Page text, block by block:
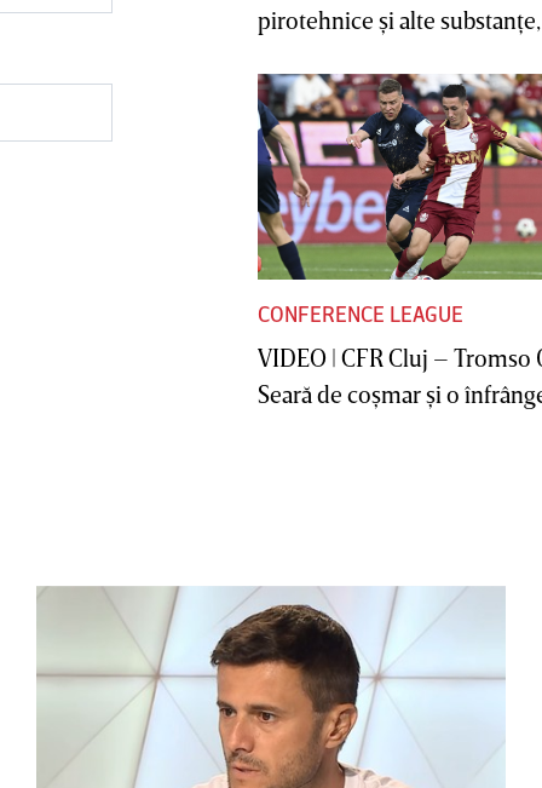
pirotehnice şi alte substanţe,
CONFERENCE LEAGUE
VIDEO | CFR Cluj – Tromso
Seară de coşmar şi o